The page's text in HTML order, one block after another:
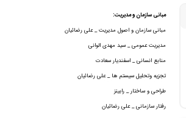
مبانی سازمان و مدیریت:
مبانی سازمان و اصول مدیریت _ علی رضائیان
مدیریت عمومی _ سید مهدی الوانی
منابع انسانی _ اسفندیار سعادت
تجزیه وتحلیل سیستم ها _ علی رضائیان
طراحی و ساختار _ رابینز
رفتار سازمانی _ علی رضائیان